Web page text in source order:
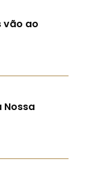
vão ao
Nossa